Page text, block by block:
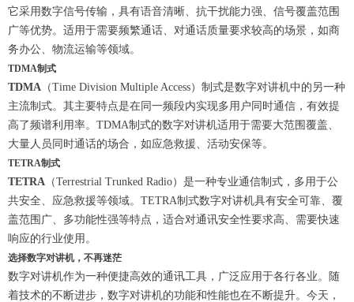
它采用数字信号传输，具有语音清晰、抗干扰能力强、信号覆盖范围
广等优势。适用于需要频繁通话、对通话质量要求较高的场景，如商
务办公、物流运输等领域。
TDMA制式
TDMA （Time Division Multiple Access）制式是数字对讲机中的另一种
主流制式。其主要特点是在同一频段内实现多用户同时通信，有效提
高了频谱利用率。TDMA制式的数字对讲机适用于需要大范围覆盖、
大量人员同时通话的场合，如应急救援、活动安保等。
TETRA制式
TETRA （Terrestrial Trunked Radio）是一种专业通信制式，多用于公
共安全、应急救援等领域。TETRA制式数字对讲机具有安全可靠、覆
盖范围广、多功能性强等特点，适合对通讯安全性要求高、需要快速
响应的行业使用。
选择数字对讲机，不再迷茫
数字对讲机作为一种便捷高效的通讯工具，广泛应用于各行各业。随
着技术的不断进步，数字对讲机的功能和性能也在不断提升。今天，